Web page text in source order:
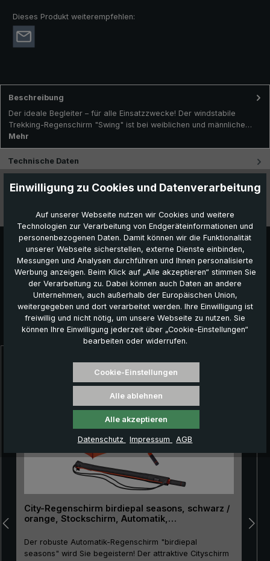
Dieses Produkt weiterempfehlen:
Beschreibung
Der ideale Begleiter – für alle Einsatzzwecke! Der windstabile
Trekking-Regenschirm "Swing" ist bei weiblichen und männliche…
Mehr
Technische Daten
Besonderheiten
Das könnte Ihnen auch gefallen:
City-Regenschirm birdiepal seasons, schwarz /
orange, Stockschirm, Automatik,
Der robuste Automatik-Regenschirm "birdiepal
seasons" wird Sie begeistern! Der attraktive Cityschirm
Einwilligung zu Cookies und Datenverarbeitung
Auf unserer Webseite nutzen wir Cookies und weitere
Technologien zur Verarbeitung von Endgeräteinformationen und
personenbezogenen Daten. Damit können wir die Funktionalität
unserer Webseite sicherstellen, externe Dienste einbinden,
Messungen und Analysen durchführen und Ihnen personalisierte
Werbung anzeigen. Beim Klick auf „Alle akzeptieren“ stimmen Sie
der Verarbeitung zu. Dabei können auch Daten an andere
Unternehmen, auch außerhalb der Europäischen Union,
weitergegeben und dort verarbeitet werden. Ihre Einwilligung ist
freiwillig und nicht nötig, um unsere Webseite zu nutzen. Sie
können Ihre Einwilligung jederzeit über „Cookie-Einstellungen“
bearbeiten oder widerrufen.
Cookie-Einstellungen
Alle ablehnen
Alle akzeptieren
Datenschutz Impressum AGB